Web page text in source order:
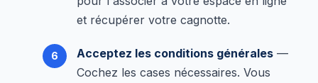
et récupérer votre cagnotte.
Acceptez les conditions générales —
Cochez les cases nécessaires. Vous